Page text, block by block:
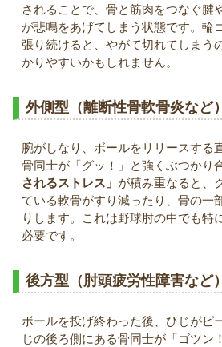
されることで、骨と筋肉をつなぐ腱
が悲鳴をあげてしまう状態です。輪
張り続けると、やがて切れてしまう
かりやすいかもしれません。
外側型（離断性骨軟骨炎など）
腕がしなり、ボールをリリースする
骨同士が「グッ！」と強くぶつかり
されるストレス」 が積み重なると、
ている軟骨がすり減ったり、骨の一
りします。これは野球肘の中でも特
必要です。
後方型（肘頭疲労性障害など）
ボールを投げ終わった後、ひじがピ
じの後ろ側にある骨同士が「ゴツン